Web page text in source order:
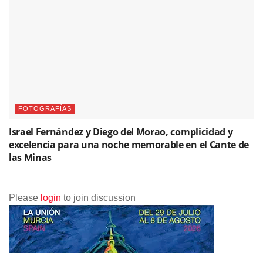
FOTOGRAFÍAS
Israel Fernández y Diego del Morao, complicidad y
excelencia para una noche memorable en el Cante de
las Minas
Please login to join discussion